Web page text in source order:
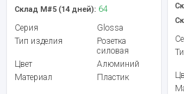
Склад М#5 (14 дней): 64
Серия
Glossa
Тип изделия
Розетка
силовая
Цвет
Алюминий
Материал
Пластик